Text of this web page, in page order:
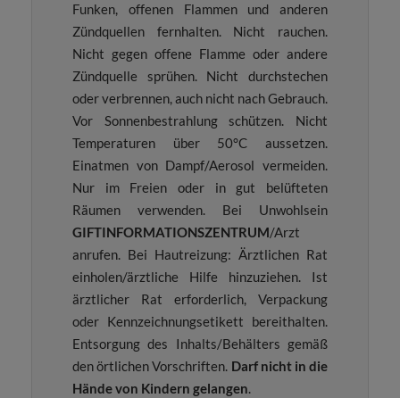
Funken, offenen Flammen und anderen
Zündquellen fernhalten. Nicht rauchen.
Nicht gegen offene Flamme oder andere
Zündquelle sprühen. Nicht durchstechen
oder verbrennen, auch nicht nach Gebrauch.
Vor Sonnenbestrahlung schützen. Nicht
Temperaturen über 50°C aussetzen.
Einatmen von Dampf/Aerosol vermeiden.
Nur im Freien oder in gut belüfteten
Räumen verwenden. Bei Unwohlsein
GIFTINFORMATIONSZENTRUM/Arzt
anrufen. Bei Hautreizung: Ärztlichen Rat
einholen/ärztliche Hilfe hinzuziehen. Ist
ärztlicher Rat erforderlich, Verpackung
oder Kennzeichnungsetikett bereithalten.
Entsorgung des Inhalts/Behälters gemäß
den örtlichen Vorschriften. Darf nicht in die
Hände von Kindern gelangen.